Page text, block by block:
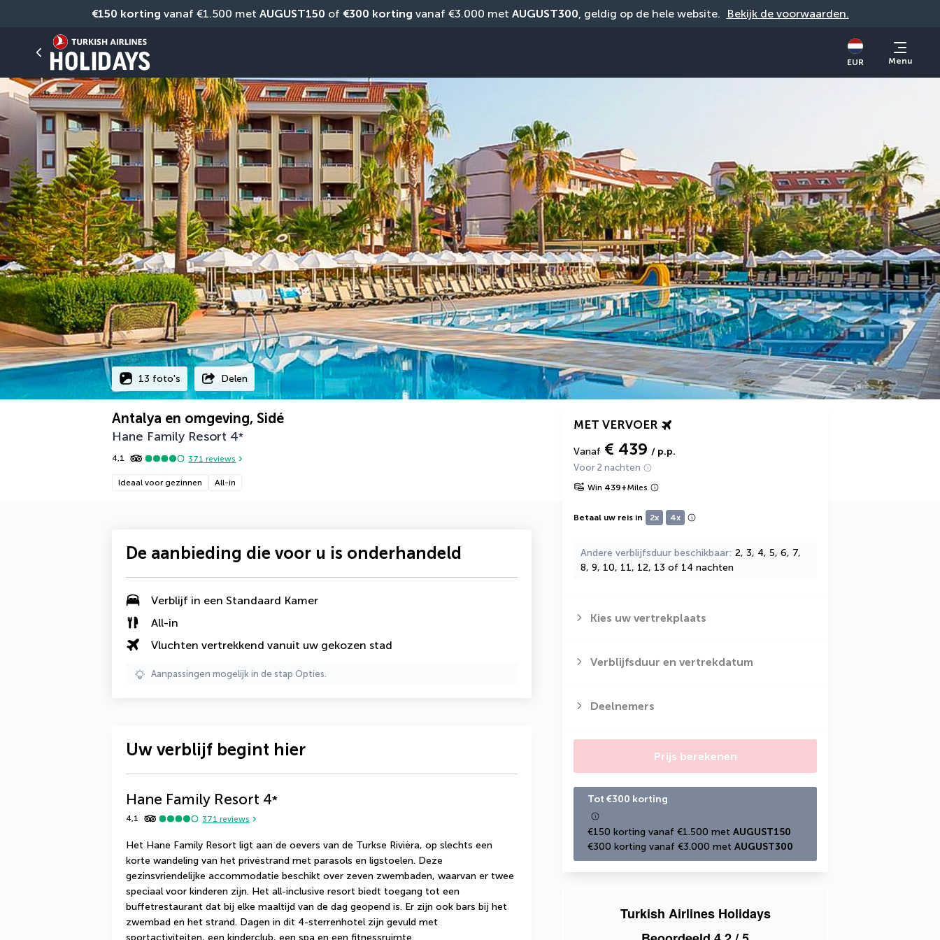
€150 korting vanaf €1.500 met AUGUST150 of €300 korting vanaf €3.000 met AUGUST300, geldig op de hele website. Bekijk de voorwaarden.
EUR Menu
13 foto's Delen
Antalya en omgeving, Sidé
Hane Family Resort 4*
4,1 371 reviews
Ideaal voor gezinnen All-in
MET VERVOER
Vanaf € 439 / p.p.
Voor 2 nachten
Win 439+Miles
Betaal uw reis in 2x 4x
Andere verblijfsduur beschikbaar 2, 3, 4, 5, 6, 7,
8, 9, 10, 11, 12, 13 of 14 nachten
Kies uw vertrekplaats
Verblijfsduur en vertrekdatum
Deelnemers
Prijs berekenen
Tot €300 korting
€150 korting vanaf €1.500 met AUGUST150
€300 korting vanaf €3.000 met AUGUST300
Turkish Airlines Holidays
De aanbieding die voor u is onderhandeld
Verblijf in een Standaard Kamer
All-in
Vluchten vertrekkend vanuit uw gekozen stad
Aanpassingen mogelijk in de stap Opties.
Uw verblijf begint hier
Hane Family Resort 4*
4,1 371 reviews
Het Hane Family Resort ligt aan de oevers van de Turkse Rivièra, op slechts een
korte wandeling van het privéstrand met parasols en ligstoelen. Deze
gezinsvriendelijke accommodatie beschikt over zeven zwembaden, waarvan er twee
speciaal voor kinderen zijn. Het all-inclusive resort biedt toegang tot een
buffetrestaurant dat bij elke maaltijd van de dag geopend is. Er zijn ook bars bij het
zwembad en het strand. Dagen in dit 4-sterrenhotel zijn gevuld met
sportactiviteiten, een kinderclub, een spa en een fitnessruimte.